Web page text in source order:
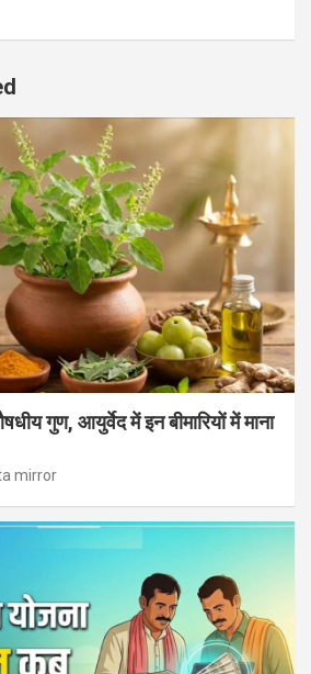
गुण, आयुर्वेद में इन बीमारियों में माना
mirror